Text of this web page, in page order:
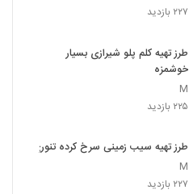
۲۲۷ بازدید
طرز تهیه کلم پلو شیرازی بسیار
خوشمزه
M
۲۲۵ بازدید
طرز تهیه سیب زمینی سرخ کرده تنوری
M
۲۲۷ بازدید